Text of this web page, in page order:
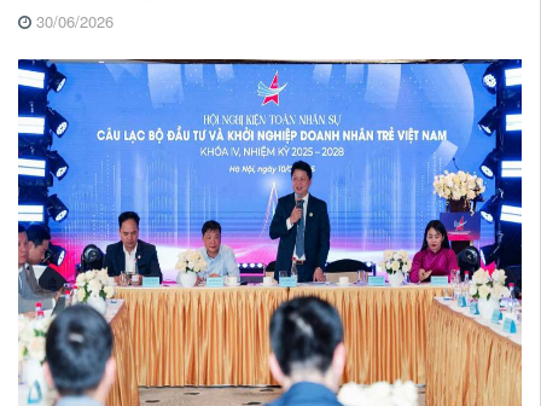
30/06/2026